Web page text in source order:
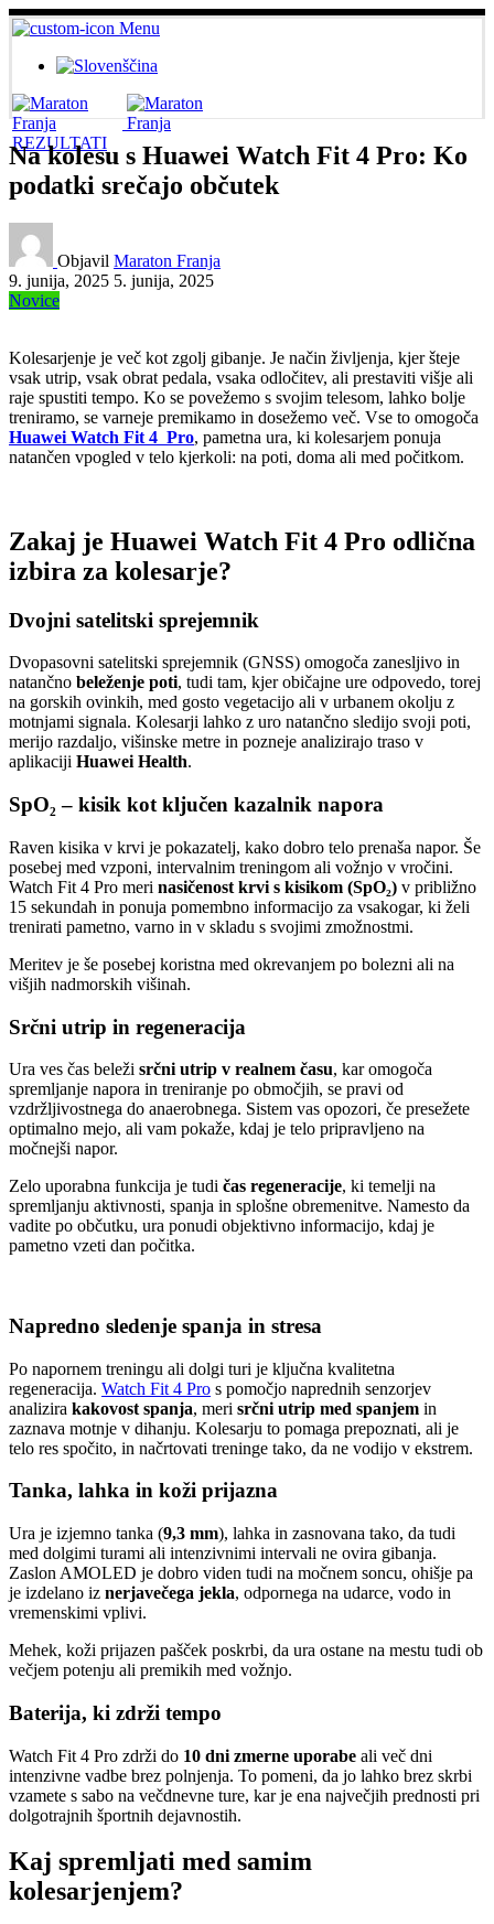
Menu
REZULTATI
Na kolesu s Huawei Watch Fit 4 Pro: Ko
podatki srečajo občutek
Objavil Maraton Franja
9. junija, 2025 5. junija, 2025
Novice
Kolesarjenje je več kot zgolj gibanje. Je način življenja, kjer šteje
vsak utrip, vsak obrat pedala, vsaka odločitev, ali prestaviti višje ali
raje spustiti tempo. Ko se povežemo s svojim telesom, lahko bolje
treniramo, se varneje premikamo in dosežemo več. Vse to omogoča
Huawei Watch Fit 4 Pro, pametna ura, ki kolesarjem ponuja
natančen vpogled v telo kjerkoli: na poti, doma ali med počitkom.
Zakaj je Huawei Watch Fit 4 Pro odlična
izbira za kolesarje?
Dvojni satelitski sprejemnik
Dvopasovni satelitski sprejemnik (GNSS) omogoča zanesljivo in
natančno beleženje poti, tudi tam, kjer običajne ure odpovedo, torej
na gorskih ovinkih, med gosto vegetacijo ali v urbanem okolju z
motnjami signala. Kolesarji lahko z uro natančno sledijo svoji poti,
merijo razdaljo, višinske metre in pozneje analizirajo traso v
aplikaciji Huawei Health.
SpO₂ – kisik kot ključen kazalnik napora
Raven kisika v krvi je pokazatelj, kako dobro telo prenaša napor. Še
posebej med vzponi, intervalnim treningom ali vožnjo v vročini.
Watch Fit 4 Pro meri nasičenost krvi s kisikom (SpO₂) v približno
15 sekundah in ponuja pomembno informacijo za vsakogar, ki želi
trenirati pametno, varno in v skladu s svojimi zmožnostmi.
Meritev je še posebej koristna med okrevanjem po bolezni ali na
višjih nadmorskih višinah.
Srčni utrip in regeneracija
Ura ves čas beleži srčni utrip v realnem času, kar omogoča
spremljanje napora in treniranje po območjih, se pravi od
vzdržljivostnega do anaerobnega. Sistem vas opozori, če presežete
optimalno mejo, ali vam pokaže, kdaj je telo pripravljeno na
močnejši napor.
Zelo uporabna funkcija je tudi čas regeneracije, ki temelji na
spremljanju aktivnosti, spanja in splošne obremenitve. Namesto da
vadite po občutku, ura ponudi objektivno informacijo, kdaj je
pametno vzeti dan počitka.
Napredno sledenje spanja in stresa
Po napornem treningu ali dolgi turi je ključna kvalitetna
regeneracija. Watch Fit 4 Pro s pomočjo naprednih senzorjev
analizira kakovost spanja, meri srčni utrip med spanjem in
zaznava motnje v dihanju. Kolesarju to pomaga prepoznati, ali je
telo res spočito, in načrtovati treninge tako, da ne vodijo v ekstrem.
Tanka, lahka in koži prijazna
Ura je izjemno tanka (9,3 mm), lahka in zasnovana tako, da tudi
med dolgimi turami ali intenzivnimi intervali ne ovira gibanja.
Zaslon AMOLED je dobro viden tudi na močnem soncu, ohišje pa
je izdelano iz nerjavečega jekla, odpornega na udarce, vodo in
vremenskimi vplivi.
Mehek, koži prijazen pašček poskrbi, da ura ostane na mestu tudi ob
večjem potenju ali premikih med vožnjo.
Baterija, ki zdrži tempo
Watch Fit 4 Pro zdrži do 10 dni zmerne uporabe ali več dni
intenzivne vadbe brez polnjenja. To pomeni, da jo lahko brez skrbi
vzamete s sabo na večdnevne ture, kar je ena največjih prednosti pri
dolgotrajnih športnih dejavnostih.
Kaj spremljati med samim
kolesarjenjem?